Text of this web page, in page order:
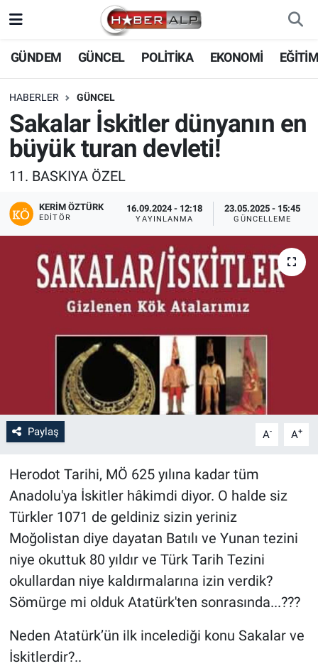
GÜNDEM GÜNCEL POLİTİKA EKONOMİ
HABERLER GÜNCEL
Sakalar İskitler dünyanın en
büyük turan devleti!
11. BASKIYA ÖZEL
KERIM ÖZTÜRK
EDITÖR
16.09.2024 - 12:18
YAYINLANMA
23.05.2025 - 15:45
GÜNCELLEME
Paylaş A- A+
Herodot Tarihi, MÖ 625 yılına kadar tüm
Anadolu'ya İskitler hâkimdi diyor. O halde siz
Türkler 1071 de geldiniz sizin yeriniz
Moğolistan diye dayatan Batılı ve Yunan tezini
niye okuttuk 80 yıldır ve Türk Tarih Tezini
okullardan niye kaldırmalarına izin verdik?
Sömürge mi olduk Atatürk'ten sonrasında...???
Neden Atatürk’ün ilk incelediği konu Sakalar ve
İskitlerdir?..
Nöbetçi Eczaneler
Hava Durumu
Trafik Durumu
Süper Lig Puan Durumu ve Fikstür
Tüm Manşetler
Son Dakika Haberleri
Haber Arşivi